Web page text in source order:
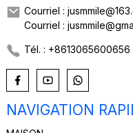
Courriel :
Courriel :
Tél. : +8613065600656
NAVIGATION